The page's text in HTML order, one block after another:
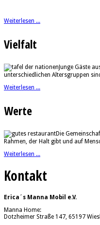
Weiterlesen ...
Vielfalt
Junge Gäste
unterschiedlichen Altersgruppen
Weiterlesen ...
Werte
Die
Rahmen, der Halt gibt und auf
Weiterlesen ...
Kontakt
Erica´s Manna Mobil e.V.
Manna Home:
Dotzheimer Straße 147, 65197